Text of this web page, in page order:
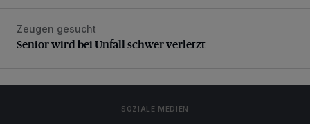
Senior wird bei Unfall schwer verletzt
Zeugen gesucht
Senior wird bei Unfall schwer verletzt
SOZIALE MEDIEN